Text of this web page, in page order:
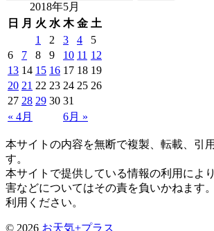
2018年5月
日
月 火 水 木 金 土
« 4月 6月 »
1 2 3 4
5
6
7 8 9 10 11 12
13 14 15 16 17 18 19
20 21 22 23 24 25 26
27 28 29 30 31
本サイトの内容を無断で複製、転載、引
す。
本サイトで提供している情報の利用によ
害などについてはその責を負いかねます
利用ください。
© 2026 お天気+プラス